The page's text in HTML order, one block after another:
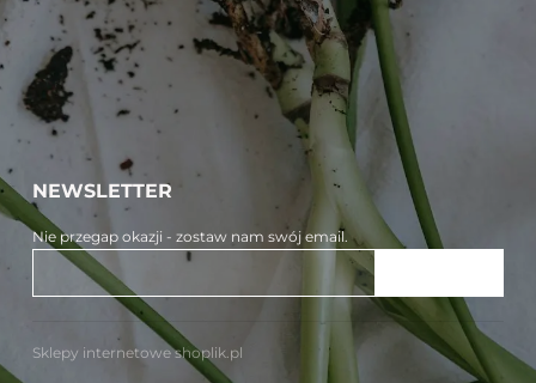
NEWSLETTER
Nie przegap okazji - zostaw nam swój email.
Sklepy internetowe shoplik.pl